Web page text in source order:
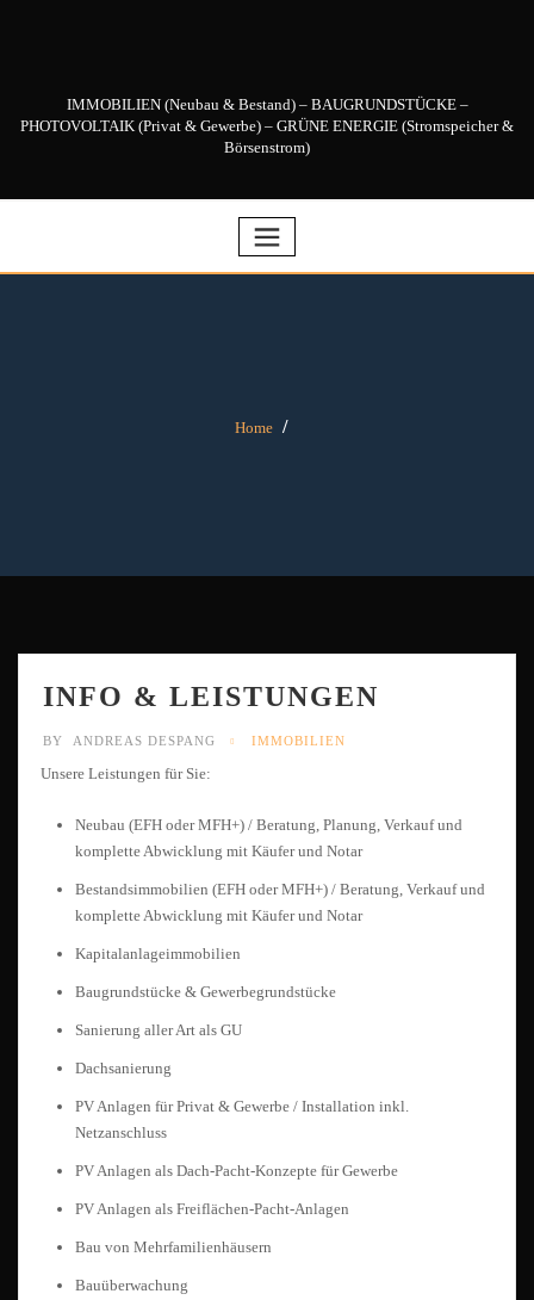
IMMOBILIEN (Neubau & Bestand) – BAUGRUNDSTÜCKE –
PHOTOVOLTAIK (Privat & Gewerbe) – GRÜNE ENERGIE (Stromspeicher &
Börsenstrom)
Home
INFO & LEISTUNGEN
BY ANDREAS DESPANG IMMOBILIEN
Unsere Leistungen für Sie:
Neubau (EFH oder MFH+) / Beratung, Planung, Verkauf und
komplette Abwicklung mit Käufer und Notar
Bestandsimmobilien (EFH oder MFH+) / Beratung, Verkauf und
komplette Abwicklung mit Käufer und Notar
Kapitalanlageimmobilien
Baugrundstücke & Gewerbegrundstücke
Sanierung aller Art als GU
Dachsanierung
PV Anlagen für Privat & Gewerbe / Installation inkl.
Netzanschluss
PV Anlagen als Dach-Pacht-Konzepte für Gewerbe
PV Anlagen als Freiflächen-Pacht-Anlagen
Bau von Mehrfamilienhäusern
Bauüberwachung